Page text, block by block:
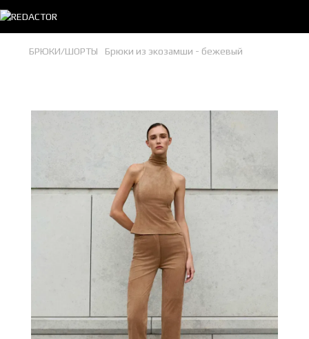
БРЮКИ/ШОРТЫ Брюки из экозамши - бежевый